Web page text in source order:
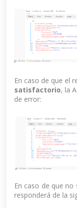
En caso de que el
satisfactorio, la
de error:
En caso de que
responderá de la